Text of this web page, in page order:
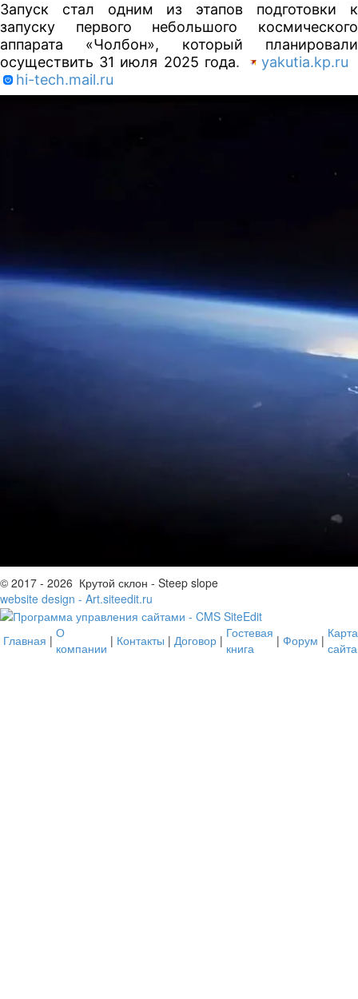
Запуск стал одним из этапов подготовки к
запуску первого небольшого космического
аппарата «Чолбон», который планировали
осуществить 31 июля 2025 года.
yakutia.kp.ru
hi-tech.mail.ru
© 2017 - 2026 Крутой склон - Steep slope
website design - Art.siteedit.ru
Главная | О
компании | Контакты | Договор | Гостевая
книга
| Форум | Карта
сайта